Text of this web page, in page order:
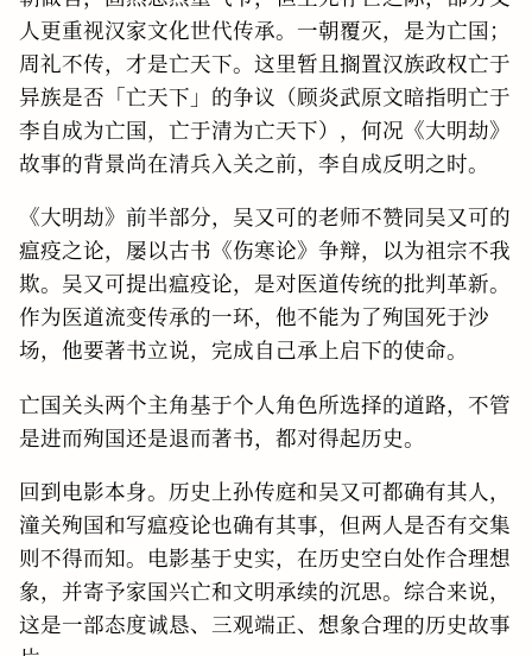
人更重视汉家文化世代传承。一朝覆灭，是为亡国；
周礼不传，才是亡天下。这里暂且搁置汉族政权亡于
异族是否「亡天下」的争议（顾炎武原文暗指明亡于
李自成为亡国，亡于清为亡天下），何况《大明劫》
故事的背景尚在清兵入关之前，李自成反明之时。
《大明劫》前半部分，吴又可的老师不赞同吴又可的
瘟疫之论，屡以古书《伤寒论》争辩，以为祖宗不我
欺。吴又可提出瘟疫论，是对医道传统的批判革新。
作为医道流变传承的一环，他不能为了殉国死于沙
场，他要著书立说，完成自己承上启下的使命。
亡国关头两个主角基于个人角色所选择的道路，不管
是进而殉国还是退而著书，都对得起历史。
回到电影本身。历史上孙传庭和吴又可都确有其人，
潼关殉国和写瘟疫论也确有其事，但两人是否有交集
则不得而知。电影基于史实，在历史空白处作合理想
象，并寄予家国兴亡和文明承续的沉思。综合来说，
这是一部态度诚恳、三观端正、想象合理的历史故事